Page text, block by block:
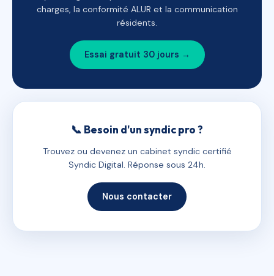
charges, la conformité ALUR et la communication
résidents.
Essai gratuit 30 jours →
📞 Besoin d'un syndic pro ?
Trouvez ou devenez un cabinet syndic certifié
Syndic Digital. Réponse sous 24h.
Nous contacter